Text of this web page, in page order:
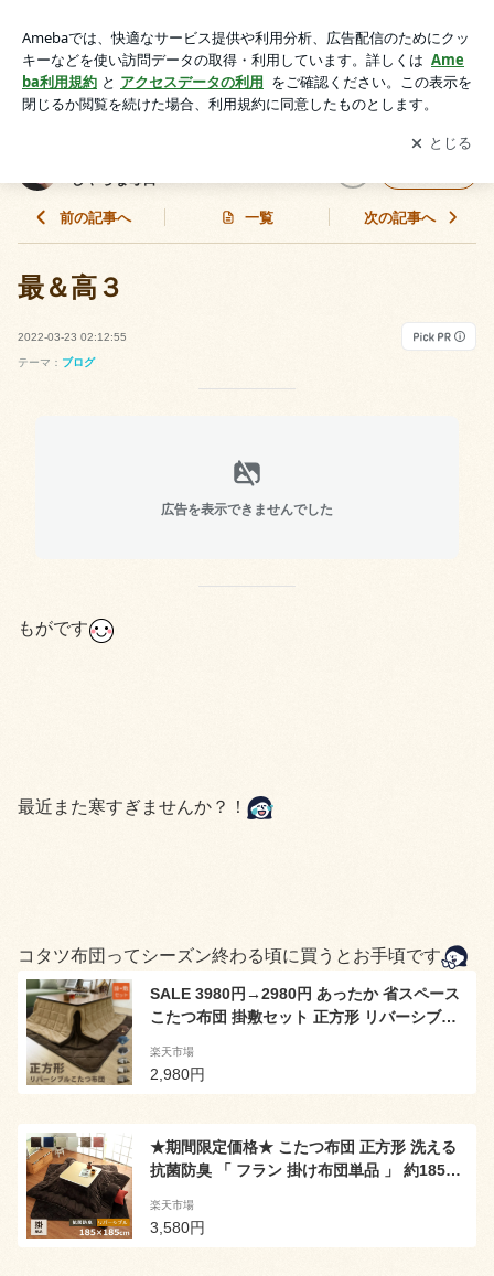
アプリをダウンロードして ブログの更新通知
を受け取りまし
ょう。
開く
しゃらな毎日
前の記事へ 一覧 次の記事へ
最＆高３
2022-03-23 02:12:55
テーマ： ブログ
広告を表示できませんでした
もがです
最近また寒すぎませんか？！
コタツ布団ってシーズン終わる頃に買うとお手頃です
SALE 3980円→2980円 あったか 省スペース
こたつ布団 掛敷セット 正方形 リバーシブル
ト 掛け布団 敷き布団 こたつ掛け布団 暖かい
ラグマット こたつ用掛け布団 ツートンカラー
楽天市場
2,980円
★期間限定価格★ こたつ布団 正方形 洗える
抗菌防臭 「 フラン 掛け布団単品 」 約185×1
ツ布団 こたつ布団 おしゃれ フランネル こた
つ掛布団 厚掛 無地 リバーシブル 北欧 猫 う
楽天市場
3,580円